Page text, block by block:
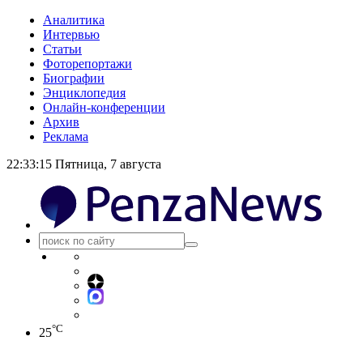
Аналитика
Интервью
Статьи
Фоторепортажи
Биографии
Энциклопедия
Онлайн-конференции
Архив
Реклама
22:33:15 Пятница, 7 августа
25°C